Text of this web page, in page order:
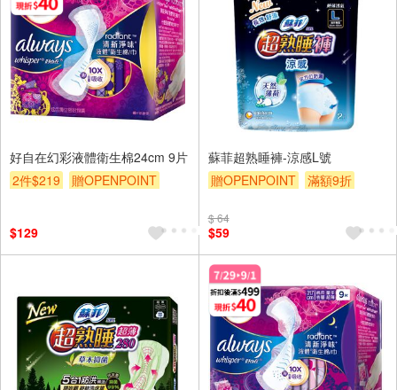
好自在幻彩液體衛生棉24cm 9片
2件$219
贈OPENPOINT
$129
蘇菲超熟睡褲-涼感L號
贈OPENPOINT
滿額9折
$ 64
$59